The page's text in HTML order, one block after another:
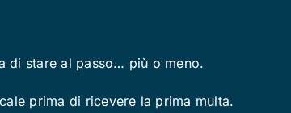
di stare al passo… più o meno.
prima di ricevere la prima multa.